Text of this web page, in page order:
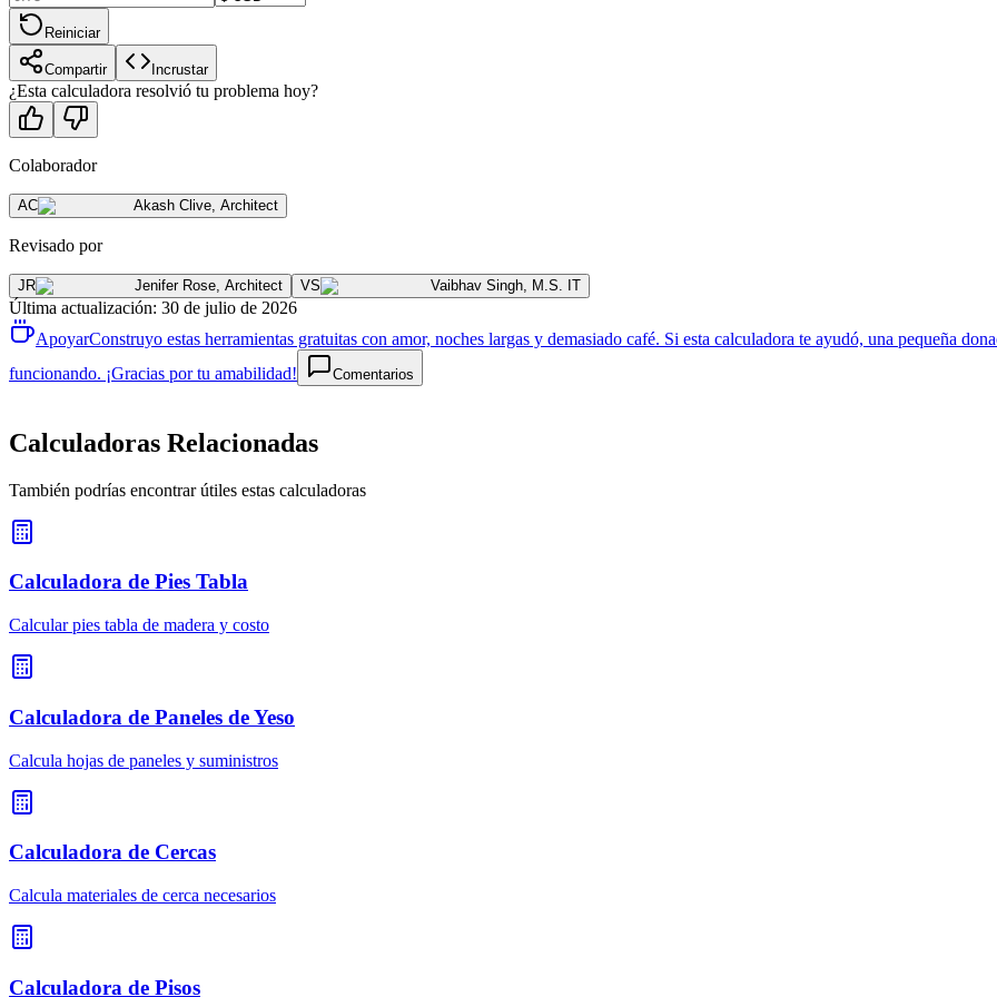
Reiniciar
Compartir Incrustar
¿Esta calculadora resolvió tu problema hoy?
Colaborador
AC Akash Clive Architect
Revisado por
JR Jenifer Rose Architect VS Vaibhav Singh M.S. IT
Última actualización: 30 de julio de 2026
ApoyarConstruyo estas herramientas gratuitas con amor, noches largas y demasiado café. Si esta calculadora te ayudó, una pequeña
funcionando. ¡Gracias por tu amabilidad!
Comentarios
Calculadoras Relacionadas
También podrías encontrar útiles estas calculadoras
Calculadora de Pies Tabla
Calcular pies tabla de madera y costo
Calculadora de Paneles de Yeso
Calcula hojas de paneles y suministros
Calculadora de Cercas
Calcula materiales de cerca necesarios
Calculadora de Pisos